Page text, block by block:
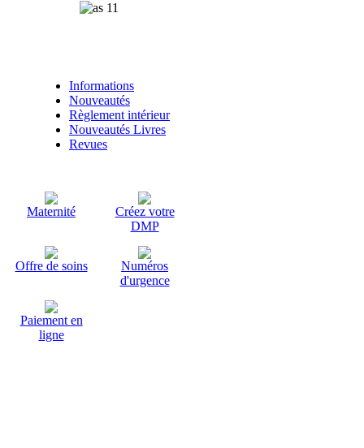
Informations
Nouveautés
Règlement intérieur
Nouveautés Livres
Revues
Maternité
Créez votre
DMP
Offre de soins
Numéros
d'urgence
Paiement en
ligne